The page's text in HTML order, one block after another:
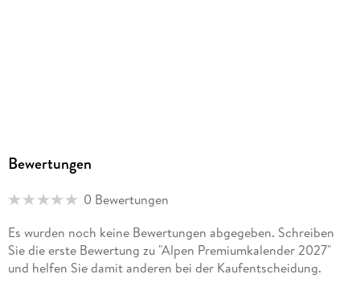
Bewertungen
0 Bewertungen
Es wurden noch keine Bewertungen abgegeben. Schreiben
Sie die erste Bewertung zu "Alpen Premiumkalender 2027"
und helfen Sie damit anderen bei der Kaufentscheidung.